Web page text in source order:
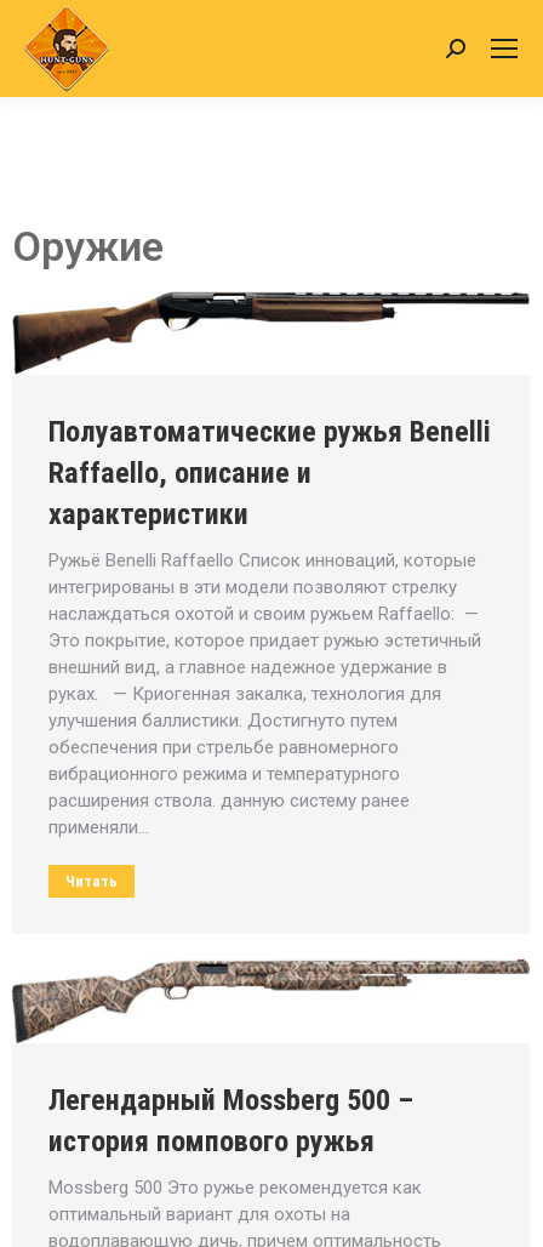
Оружие
Полуавтоматические ружья Benelli
Raffaello, описание и
характеристики
Ружьё Benelli Raffaello Список инноваций, которые
интегрированы в эти модели позволяют стрелку
наслаждаться охотой и своим ружьем Raffaello: —
Это покрытие, которое придает ружью эстетичный
внешний вид, а главное надежное удержание в
руках. — Криогенная закалка, технология для
улучшения баллистики. Достигнуто путем
обеспечения при стрельбе равномерного
вибрационного режима и температурного
расширения ствола. данную систему ранее
применяли…
Читать
Легендарный Mossberg 500 –
история помпового ружья
Mossberg 500 Это ружье рекомендуется как
оптимальный вариант для охоты на
водоплавающую дичь, причем оптимальность